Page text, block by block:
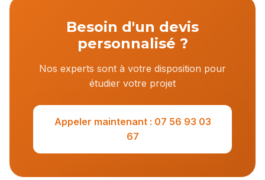
Besoin d'un devis
personnalisé ?
Nos experts sont à votre disposition pour
étudier votre projet
Appeler maintenant : 07 56 93 03
67